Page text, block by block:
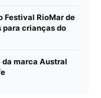
Festival RioMar de
crianças do
marca Austral